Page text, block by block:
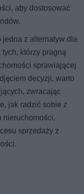
aby dostosować
z alternatyw dla
którzy pragną
sprawiającej
decyzji, warto
zwracając
jak radzić sobie z
nieruchomości,
sprzedaży z